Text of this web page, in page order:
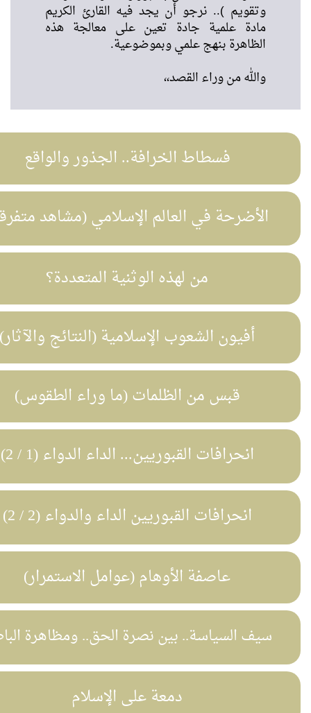
).. نرجو أن يجد فيه القارئ الكريم
علمية جادة تعين على معالجة هذه
بنهج علمي وبموضوعية.
من وراء القصد،،
فسطاط الخرافة.. الجذور والواقع
في العالم الإسلامي (مشاهد متفرقة)
من لهذه الوثنية المتعددة؟
أفيون الشعوب الإسلامية (النتائج والآثار)
قبس من الظلمات (ما وراء الطقوس)
انحرافات القبوريين... الداء الدواء (1 / 2)
انحرافات القبوريين الداء والدواء (2 / 2)
عاصفة الأوهام (عوامل الاستمرار)
السياسة.. بين نصرة الحق.. ومظاهرة الباطل
دمعة على الإسلام